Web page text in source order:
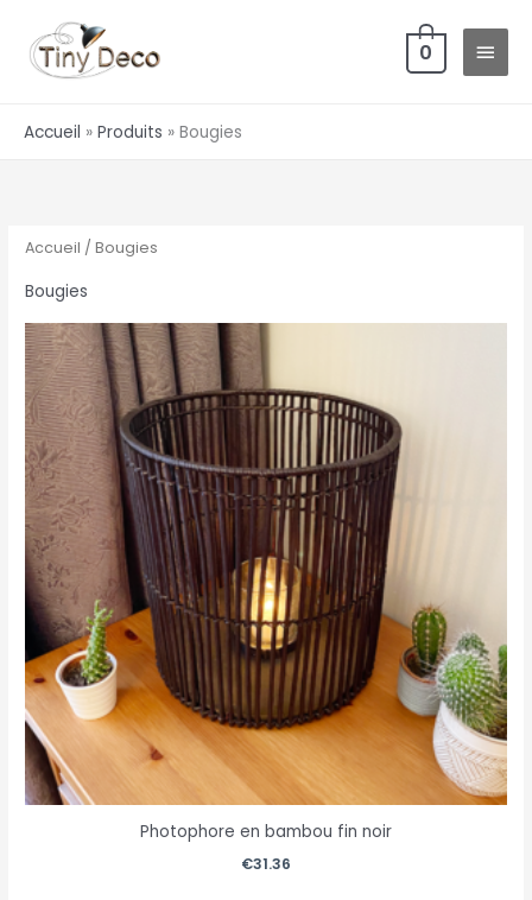
contenu
MENU
0
Accueil Produits Bougies
Accueil / Bougies
Bougies
Photophore en bambou fin noir
€31.36